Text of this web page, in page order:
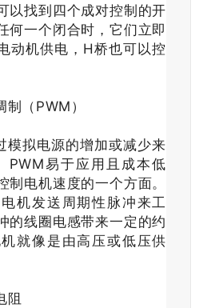
以找到四个成对控制的开
何一个闭合时，它们立即
动机供电，H桥也可以控
（PWM）
模拟电源的增加或减少来
PWM易于应用且成本低
制电机速度的一个方面。
机发送周期性脉冲来工
的线圈电感带来一定的约
就像是由高压或低压供
阻